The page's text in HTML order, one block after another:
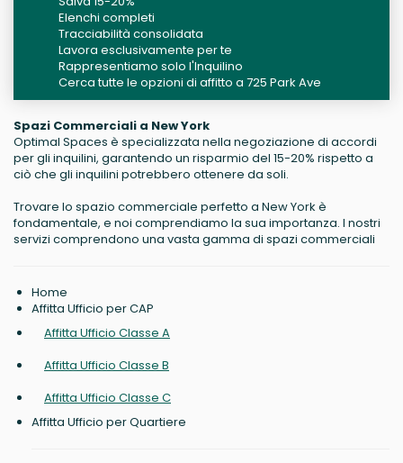
Elenchi completi
Tracciabilità consolidata
Lavora esclusivamente per te
Rappresentiamo solo l'Inquilino
Cerca tutte le opzioni di affitto a 725 Park Ave
Spazi Commerciali a New York
Optimal Spaces è specializzata nella negoziazione di accordi
per gli inquilini, garantendo un risparmio del 15-20% rispetto a
ciò che gli inquilini potrebbero ottenere da soli.
Trovare lo spazio commerciale perfetto a New York è
fondamentale, e noi comprendiamo la sua importanza. I nostri
servizi comprendono una vasta gamma di spazi commerciali
Home
Affitta Ufficio per CAP
Affitta Ufficio Classe A
Affitta Ufficio Classe B
Affitta Ufficio Classe C
Affitta Ufficio per Quartiere